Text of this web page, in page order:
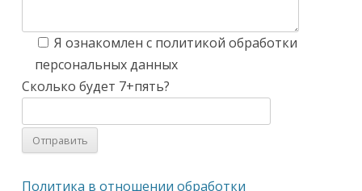
Я ознакомлен с политикой обработки
персональных данных
Сколько будет 7+пять?
Политика в отношении обработки